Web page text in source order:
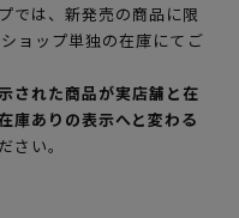
では、新発売の商品に限
ョップ単独の在庫にてご
された商品が実店舗と在
庫ありの表示へと変わる
さい。